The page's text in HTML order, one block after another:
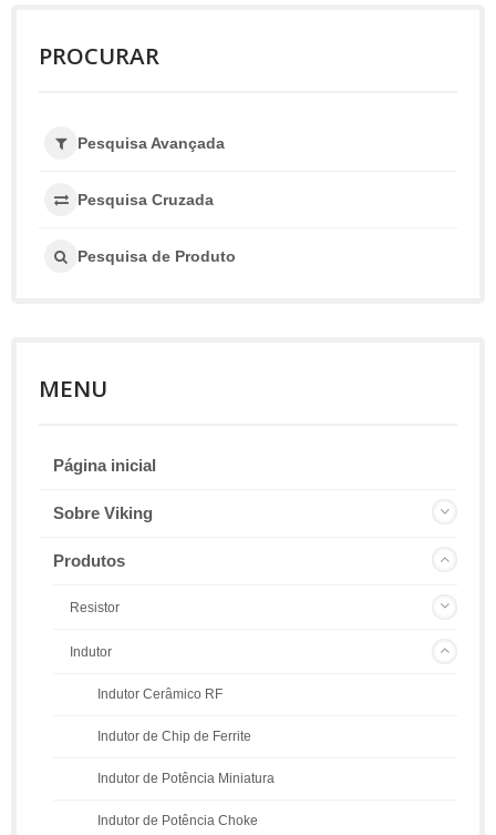
PROCURAR
Pesquisa Avançada
Pesquisa Cruzada
Pesquisa de Produto
MENU
Página inicial
Sobre Viking
Produtos
Resistor
Indutor
Indutor Cerâmico RF
Indutor de Chip de Ferrite
Indutor de Potência Miniatura
Indutor de Potência Choke